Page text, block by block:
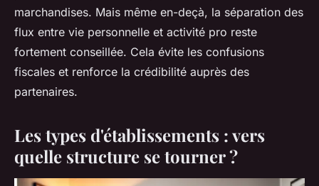
marchandises. Mais même en-deçà, la séparation des
flux entre vie personnelle et activité pro reste
fortement conseillée. Cela évite les confusions
fiscales et renforce la crédibilité auprès des
partenaires.
Les types d'établissements : vers
quelle structure se tourner ?